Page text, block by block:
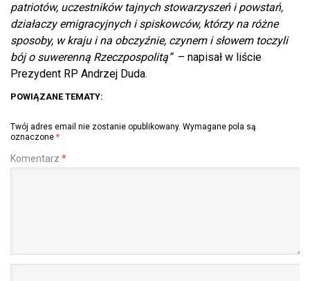
patriotów, uczestników tajnych stowarzyszeń i powstań,
działaczy emigracyjnych i spiskowców, którzy na różne
sposoby, w kraju i na obczyźnie, czynem i słowem toczyli
bój o suwerenną Rzeczpospolitą”– napisał w liście
Prezydent RP Andrzej Duda.
POWIĄZANE TEMATY:
Twój adres email nie zostanie opublikowany. Wymagane pola są
oznaczone *
Komentarz *